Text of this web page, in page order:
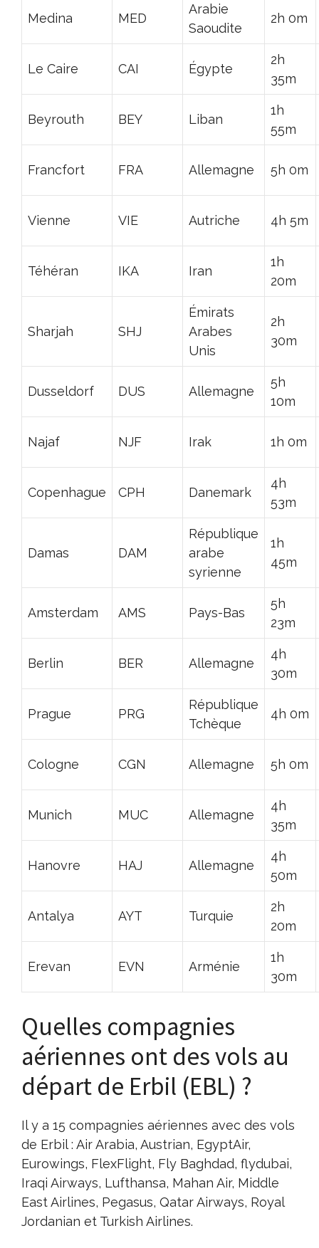
Medina MED
Arabie
Saoudite
2h 0m
Le Caire CAI Égypte
2h
35m
Beyrouth BEY Liban
1h
55m
Francfort FRA Allemagne 5h 0m
Vienne VIE Autriche 4h 5m
Téhéran IKA Iran
1h
20m
Sharjah SHJ
Émirats
Arabes
Unis
2h
30m
Dusseldorf DUS Allemagne
5h
10m
Najaf NJF Irak 1h 0m
Copenhague CPH Danemark
4h
53m
Damas DAM
République
arabe
syrienne
1h
45m
Amsterdam AMS Pays-Bas
5h
23m
Berlin BER Allemagne
4h
30m
Prague PRG
République
Tchèque
4h 0m
Cologne CGN Allemagne 5h 0m
Munich MUC Allemagne
4h
35m
Hanovre HAJ Allemagne
4h
50m
Antalya AYT Turquie
2h
20m
Erevan EVN Arménie
1h
30m
Quelles compagnies
aériennes ont des vols au
départ de Erbil (EBL) ?
Il y a 15 compagnies aériennes avec des vols
de Erbil : Air Arabia, Austrian, EgyptAir,
Eurowings, FlexFlight, Fly Baghdad, flydubai,
Iraqi Airways, Lufthansa, Mahan Air, Middle
East Airlines, Pegasus, Qatar Airways, Royal
Jordanian et Turkish Airlines.